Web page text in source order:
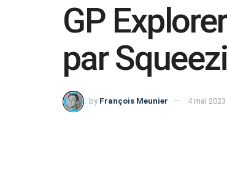
GP
par
by François Meunier 4 mai